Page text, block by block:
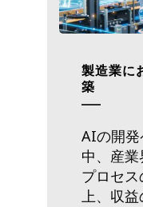
製造業に
築
AIの開発
中、産業
プロセ
上、収益